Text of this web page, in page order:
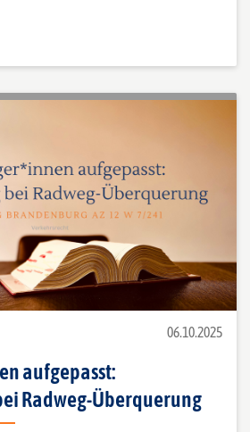
06.10.2025
aufgepasst:
Radweg-Überquerung